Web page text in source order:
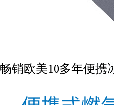
畅销欧美10多年便携